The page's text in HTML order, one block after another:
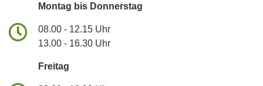
Montag bis Donnerstag
08.00 - 12.15 Uhr
13.00 - 16.30 Uhr
Freitag